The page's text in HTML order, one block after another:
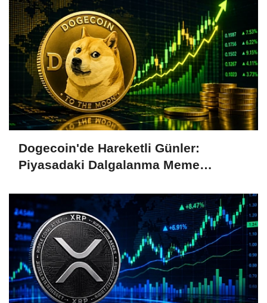
Dogecoin'de Hareketli Günler:
Piyasadaki Dalgalanma Meme